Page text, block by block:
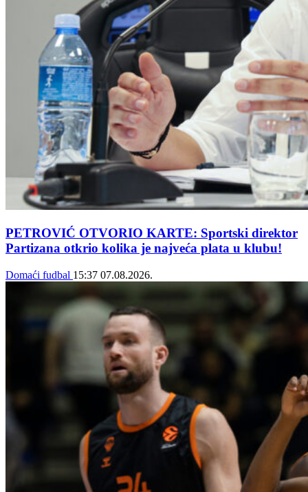
PETROVIĆ OTVORIO KARTE: Sportski direktor
Partizana otkrio kolika je najveća plata u klubu!
Domaći fudbal 15:37 07.08.2026.